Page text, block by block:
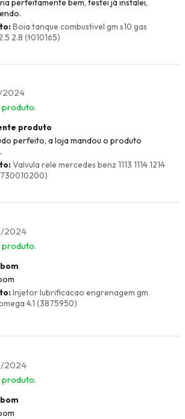
perfeitamente bem, testei já instalei,
Boia tanque combustivel gm s10 gas
2.8 (t010165)
2024
produto.
produto
perfeito, a loja mandou o produto
Valvula rele mercedes benz 1113 1114 1214
2024
produto.
Injetor lubrificacao engrenagem gm
4.1 (3875950)
2024
produto.